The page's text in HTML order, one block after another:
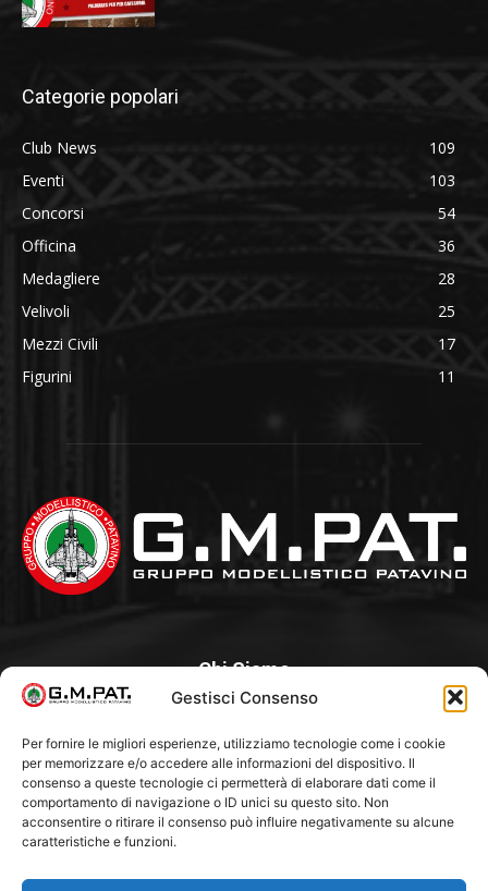
Gestisci Consenso
Per fornire le migliori esperienze, utilizziamo tecnologie come i cookie
per memorizzare e/o accedere alle informazioni del dispositivo. Il
consenso a queste tecnologie ci permetterà di elaborare dati come il
comportamento di navigazione o ID unici su questo sito. Non
acconsentire o ritirare il consenso può influire negativamente su alcune
caratteristiche e funzioni.
Categorie popolari
Club News
109
Eventi
103
Concorsi
54
Officina
36
Medagliere
28
Velivoli
25
Mezzi Civili
17
Figurini
11
Chi Siamo
l’intento di creare a Padova un punto di aggregazione e di
riferimento per l’hobby del modellismo statico. Tra i Soci
“fondatori” ci sono Franco Callegari e Gianni Besenzon.
Seguici Su